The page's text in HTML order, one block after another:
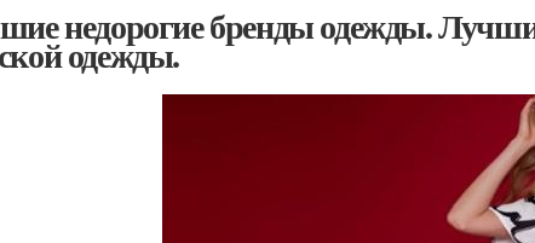
недорогие бренды одежды.
одежды.